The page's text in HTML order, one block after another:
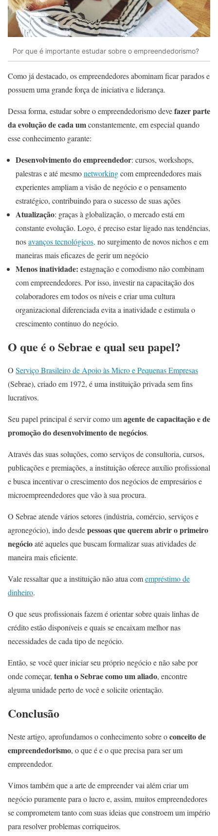
Por que é importante estudar sobre o empreendedorismo?
Como já destacado, os empreendedores abominam ficar parados e
possuem uma grande força de iniciativa e liderança.
Dessa forma, estudar sobre o empreendedorismo devefazer parte
da evolução de cada umconstantemente, em especial quando
esse conhecimento garante:
Desenvolvimento do empreendedor: cursos, workshops,
palestras e até mesmonetworkingcom empreendedores mais
experientes ampliam a visão de negócio e o pensamento
estratégico, contribuindo para o sucesso de suas ações
Atualização: graças à globalização, o mercado está em
constante evolução. Logo, é preciso estar ligado nas tendências,
nosavanços tecnológicos, no surgimento de novos nichos e em
maneiras mais eficazes de gerir um negócio
Menos inatividade: estagnação e comodismo não combinam
com empreendedores. Por isso, investir na capacitação dos
colaboradores em todos os níveis e criar uma cultura
organizacional diferenciada evita a inatividade e estimula o
crescimento contínuo do negócio.
O que é o Sebrae e qual seu papel?
O Serviço Brasileiro de Apoio às Micro e Pequenas Empresas
(Sebrae), criado em 1972, é uma instituição privada sem fins
lucrativos.
Seu papel principal é servir como umagente de capacitação e de
promoção do desenvolvimento de negócios.
Através das suas soluções, como serviços de consultoria, cursos,
publicações e premiações, a instituição oferece auxílio profissional
e busca incentivar o crescimento dos negócios de empresários e
microempreendedores que vão à sua procura.
O Sebrae atende vários setores (indústria, comércio, serviços e
agronegócio), indo desdepessoas que querem abrir o primeiro
negócioaté aqueles que buscam formalizar suas atividades de
maneira mais eficiente.
Vale ressaltar que a instituição não atua comempréstimo de
dinheiro.
O que seus profissionais fazem é orientar sobre quais linhas de
crédito estão disponíveis e quais se encaixam melhor nas
necessidades de cada tipo de negócio.
Então, se você quer iniciar seu próprio negócio e não sabe por
onde começar, tenha o Sebrae como um aliado, encontre
alguma unidade perto de você e solicite orientação.
Conclusão
Neste artigo, aprofundamos o conhecimento sobre oconceito de
empreendedorismo, o que é e o que precisa para ser um
empreendedor.
Vimos também que a arte de empreender vai além criar um
negócio puramente para o lucro e, assim, muitos empreendedores
se comprometem tanto com suas ideias que constroem um império
para resolver problemas corriqueiros.